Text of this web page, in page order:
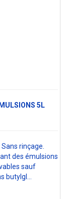
5L
rinçage.
des émulsions
sauf
butylgl…